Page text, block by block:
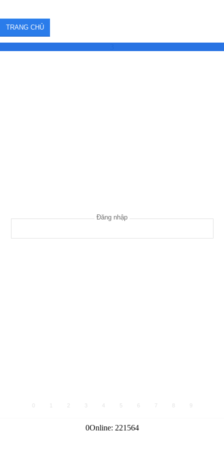
TRANG CHỦ
Đăng nhập
0 1 2 3 4 5 6 7 8 9
0Online: 221564